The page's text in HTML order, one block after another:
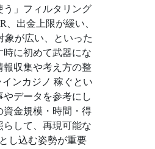
う」フィルタリング
、出金上限が緩い、
象が広い、といった
時に初めて武器にな
報収集や考え方の整
ンカジノ 稼ぐとい
やデータを参考にし
資金規模・時間・得
らして、再現可能な
し込む姿勢が重要